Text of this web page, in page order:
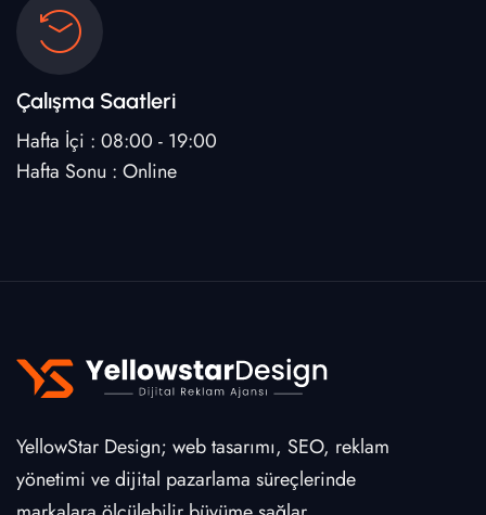
Çalışma Saatleri
Hafta İçi : 08:00 - 19:00
Hafta Sonu : Online
YellowStar Design; web tasarımı, SEO, reklam
yönetimi ve dijital pazarlama süreçlerinde